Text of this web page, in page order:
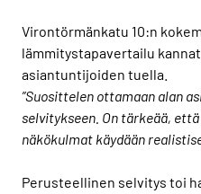
Virontörmänkatu 10:n
lämmitystapavertailu
asiantuntijoiden tuella.
”Suosittelen ottamaan alan
selvitykseen. On tärkeää,
näkökulmat käydään
Perusteellinen selvitys toi